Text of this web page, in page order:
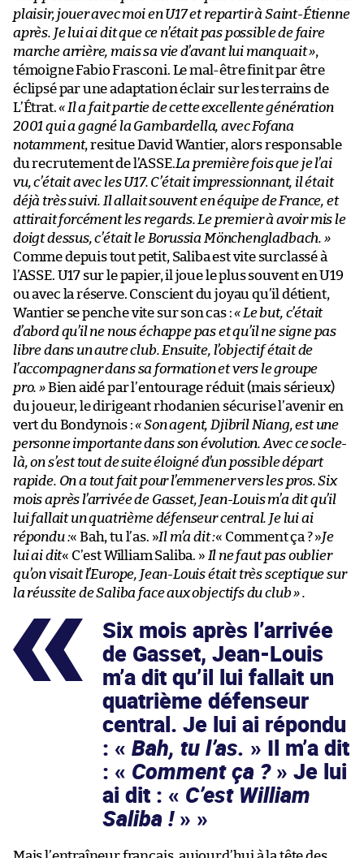
plaisir, jouer avec moi en U17 et repartir à Saint-Étienne
après. Je lui ai dit que ce n’était pas possible de faire
marche arrière, mais sa vie d’avant lui manquait »,
témoigne Fabio Frasconi. Le mal-être finit par être
éclipsé par une adaptation éclair sur les terrains de
L’Étrat.« Il a fait partie de cette excellente génération
2001 qui a gagné la Gambardella, avec Fofana
notamment, resitue David Wantier, alors responsable
du recrutement de l’ASSE.La première fois que je l’ai
vu, c’était avec les U17. C’était impressionnant, il était
déjà très suivi. Il allait souvent en équipe de France, et
attirait forcément les regards. Le premier à avoir mis le
doigt dessus, c’était le Borussia Mönchengladbach. »
Comme depuis tout petit, Saliba est vite surclassé à
l’ASSE. U17 sur le papier, il joue le plus souvent en U19
ou avec la réserve. Conscient du joyau qu’il détient,
Wantier se penche vite sur son cas :« Le but, c’était
d’abord qu’il ne nous échappe pas et qu’il ne signe pas
libre dans un autre club. Ensuite, l’objectif était de
l’accompagner dans sa formation et vers le groupe
pro. »Bien aidé par l’entourage réduit (mais sérieux)
du joueur, le dirigeant rhodanien sécurise l’avenir en
vert du Bondynois :« Son agent, Djibril Niang, est une
personne importante dans son évolution. Avec ce socle-
là, on s’est tout de suite éloigné d’un possible départ
rapide. On a tout fait pour l’emmener vers les pros. Six
mois après l’arrivée de Gasset, Jean-Louis m’a dit qu’il
lui fallait un quatrième défenseur central. Je lui ai
répondu :« Bah, tu l’as. »Il m’a dit :« Comment ça ? »Je
lui ai dit« C’est William Saliba. » Il ne faut pas oublier
qu’on visait l’Europe, Jean-Louis était très sceptique sur
la réussite de Saliba face aux objectifs du club » .
Six mois après l’arrivée
de Gasset, Jean-Louis
m’a dit qu’il lui fallait un
quatrième défenseur
central. Je lui ai répondu
: « Bah, tu l’as. » Il m’a dit
: « Comment ça ?» Je lui
ai dit : « C’est William
Saliba !»